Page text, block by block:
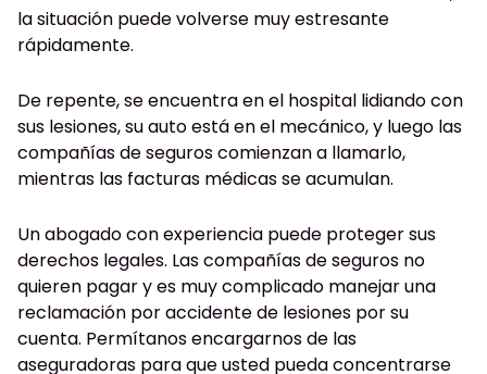
la situación puede volverse muy estresante
rápidamente.
De repente, se encuentra en el hospital lidiando con
sus lesiones, su auto está en el mecánico, y luego las
compañías de seguros comienzan a llamarlo,
mientras las facturas médicas se acumulan.
Un abogado con experiencia puede proteger sus
derechos legales. Las compañías de seguros no
quieren pagar y es muy complicado manejar una
reclamación por accidente de lesiones por su
cuenta. Permítanos encargarnos de las
aseguradoras para que usted pueda concentrarse